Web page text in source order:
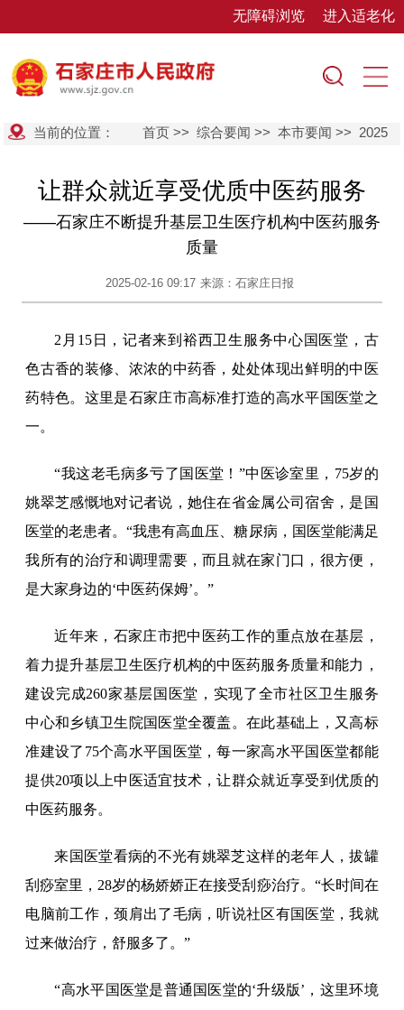
无障碍浏览 进入适老化
当前的位置： 首页 >>综合要闻 >>本市要闻 >> 2025
让群众就近享受优质中医药服务
——石家庄不断提升基层卫生医疗机构中医药服务
质量
2025-02-16 09:17 来源：石家庄日报
2月15日，记者来到裕西卫生服务中心国医堂，古
色古香的装修、浓浓的中药香，处处体现出鲜明的中医
药特色。这里是石家庄市高标准打造的高水平国医堂之
一。
“我这老毛病多亏了国医堂！”中医诊室里，75岁的
姚翠芝感慨地对记者说，她住在省金属公司宿舍，是国
医堂的老患者。“我患有高血压、糖尿病，国医堂能满足
我所有的治疗和调理需要，而且就在家门口，很方便，
是大家身边的‘中医药保姆’。”
近年来，石家庄市把中医药工作的重点放在基层，
着力提升基层卫生医疗机构的中医药服务质量和能力，
建设完成260家基层国医堂，实现了全市社区卫生服务
中心和乡镇卫生院国医堂全覆盖。在此基础上，又高标
准建设了75个高水平国医堂，每一家高水平国医堂都能
提供20项以上中医适宜技术，让群众就近享受到优质的
中医药服务。
来国医堂看病的不光有姚翠芝这样的老年人，拔罐
刮痧室里，28岁的杨娇娇正在接受刮痧治疗。“长时间在
电脑前工作，颈肩出了毛病，听说社区有国医堂，我就
过来做治疗，舒服多了。”
“高水平国医堂是普通国医堂的‘升级版’，这里环境